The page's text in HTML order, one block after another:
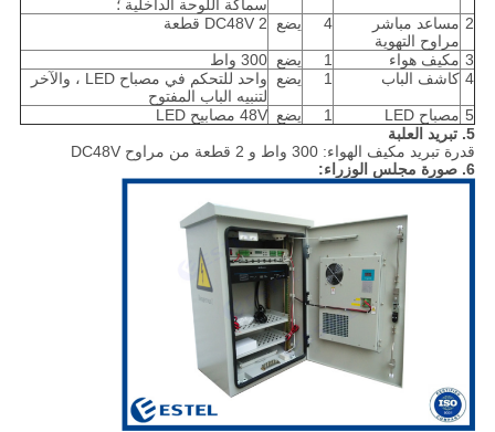
سماكة اللوحة الداخلية ؛
2 مساعد مباشر
مراوح التهوية
4 يضع DC48V 2 قطعة
3 مكيف هواء 1 يضع 300 واط
4 كاشف الباب 1 يضع
واحد للتحكم في مصباح LED ، والآخر
لتنبيه الباب المفتوح
5 مصباح LED 1 يضع 48V مصابيح LED
5. تبريد العلبة
قدرة تبريد مكيف الهواء: 300 واط و 2 قطعة من مراوح DC48V
6. صورة مجلس الوزراء: